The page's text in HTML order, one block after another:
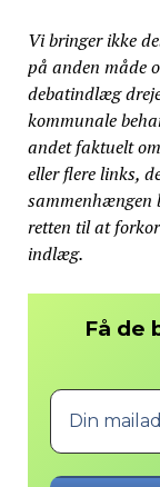
Vi bringer ikke
på anden måde
debatindlæg
kommunale
andet faktuelt
eller flere links,
sammenhængen
retten til at
indlæg.
Få de